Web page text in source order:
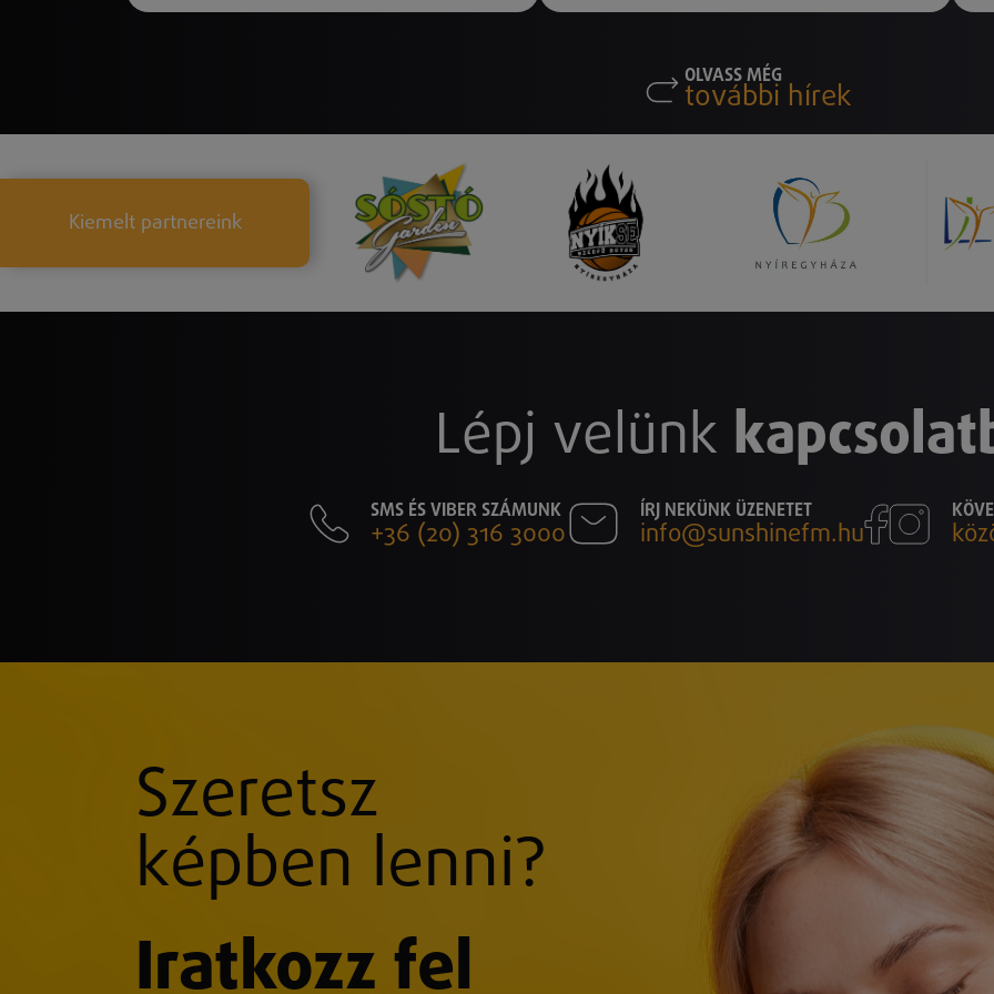
OLVASS MÉG
további hírek
Kiemelt partnereink
Lépj velünk
SMS ÉS VIBER SZÁMUNK
+36 (20) 316 3000
ÍRJ NEKÜNK ÜZENETET
info@sunshinefm.hu
Szeretsz
képben lenni?
Iratkozz fel